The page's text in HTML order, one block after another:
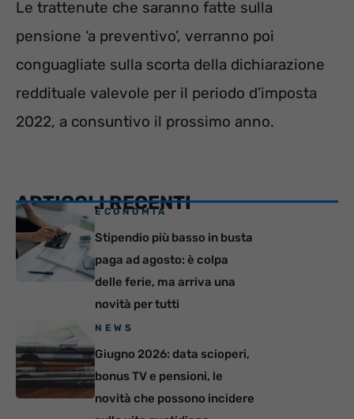
Le trattenute che saranno fatte sulla
pensione ‘a preventivo’, verranno poi
conguagliate sulla scorta della dichiarazione
reddituale valevole per il periodo d’imposta
2022, a consuntivo il prossimo anno.
ARTICOLI RECENTI
ECONOMIA
Stipendio più basso in busta
paga ad agosto: è colpa
delle ferie, ma arriva una
novità per tutti
NEWS
Giugno 2026: data scioperi,
bonus TV e pensioni, le
novità che possono incidere